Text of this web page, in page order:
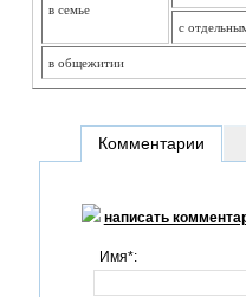
в семье
с
в общежитии
Комментарии
написать
Имя*: